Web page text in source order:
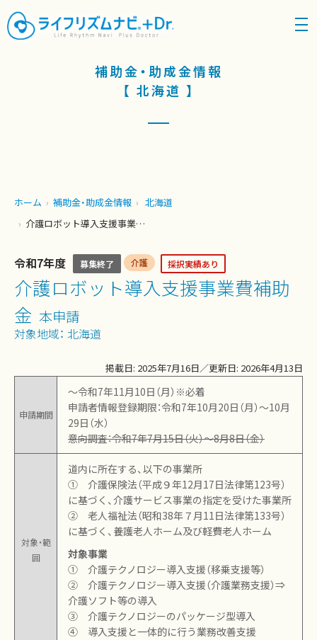
density_medium
補助金・助成金情報
【 北海道 】
ホーム 補助金・助成金情報
北海道
介護ロボット導入支援事業費補助金
令和7年度 募集終了 介護 採択実績あり
介護ロボット導入支援事業費補助
金 本申請
対象地域： 北海道
掲載日: 2025年7月16日／更新日: 2026年4月13日
申請期間
〜令和7年11月10日（月）※必着
申請者情報登録期限：令和7年10月20日（月）〜10月
29日（水）
意向調査：令和7年7月15日（火）～8月8日（金）
対象・範
囲
道内に所在する、以下の事業所
① 介護保険法（平成９年12月17日法律第123号）
に基づく、介護サービス事業の指定を受けた事業所
② 老人福祉法（昭和38年７月11日法律第133号）
に基づく、養護老人ホーム及び軽費老人ホーム
対象事業
① 介護テクノロジー導入支援（移乗支援等）
② 介護テクノロジー導入支援（介護業務支援）⇒
介護ソフト等の導入
③ 介護テクノロジーのパッケージ型導入
④ 導入支援と一体的に行う業務改善支援